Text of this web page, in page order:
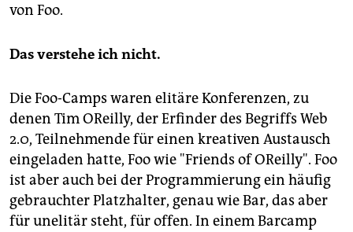
von Foo.
Das verstehe ich nicht.
Die Foo-Camps waren elitäre Konferenzen, zu
denen Tim OReilly, der Erfinder des Begriffs Web
2.0, Teilnehmende für einen kreativen Austausch
eingeladen hatte, Foo wie "Friends of OReilly". Foo
ist aber auch bei der Programmierung ein häufig
gebrauchter Platzhalter, genau wie Bar, das aber
für unelitär steht, für offen. In einem Barcamp